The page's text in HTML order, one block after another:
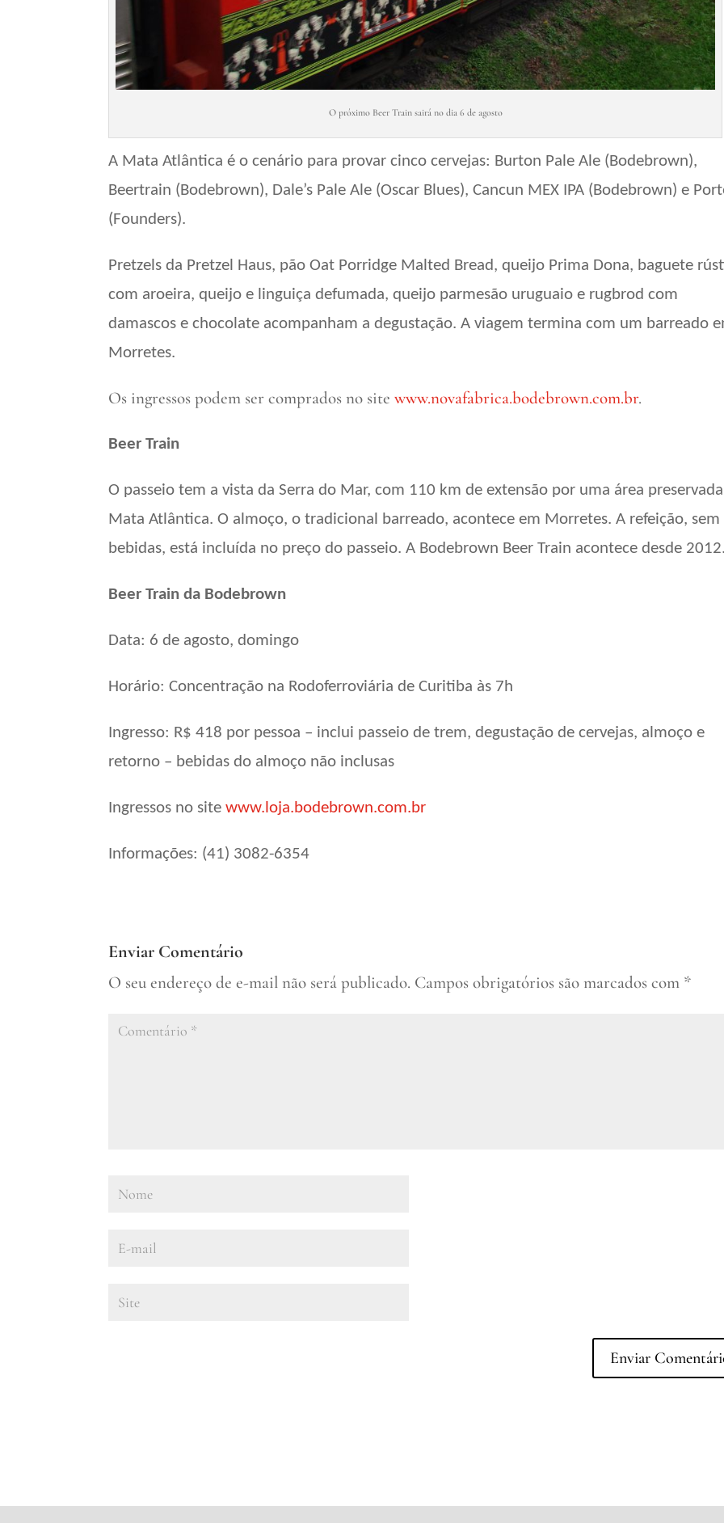
O próximo Beer Train sairá no dia 6 de agosto
A Mata Atlântica é o cenário para provar cinco cervejas: Burton Pale Ale (Bodebrown),
Beertrain (Bodebrown), Dale’s Pale Ale (Oscar Blues), Cancun MEX IPA (Bodebrown) e
(Founders).
Pretzels da Pretzel Haus, pão Oat Porridge Malted Bread, queijo Prima Dona, baguete
com aroeira, queijo e linguiça defumada, queijo parmesão uruguaio e rugbrod com
damascos e chocolate acompanham a degustação. A viagem termina com um barreado
Morretes.
Os ingressos podem ser comprados no sitewww.novafabrica.bodebrown.com.br.
Beer Train
O passeio tem a vista da Serra do Mar, com 110 km de extensão por uma área
Mata Atlântica. O almoço, o tradicional barreado, acontece em Morretes. A refeição, sem
bebidas, está incluída no preço do passeio.A Bodebrown Beer Train acontece desde
Beer Train da Bodebrown
Data: 6 de agosto, domingo
Horário: Concentração na Rodoferroviária de Curitiba às 7h
Ingresso: R$ 418 por pessoa – inclui passeio de trem, degustação de cervejas, almoço e
retorno – bebidas do almoço não inclusas
Ingressos no sitewww.loja.bodebrown.com.br
Informações: (41) 3082-6354
Enviar Comentário
O seu endereço de e-mail não será publicado. Campos obrigatórios são marcados com *